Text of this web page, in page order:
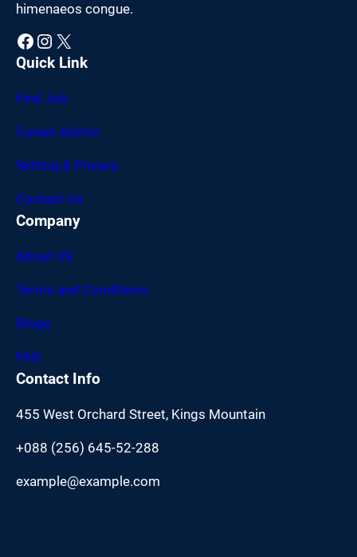
himenaeos congue.
Facebook Instagram X
Quick Link
Find Job
Career Advice
Setting & Privacy
Contact Us
Company
About US
Terms and Conditions
Blogs
FAQ
Contact Info
455 West Orchard Street, Kings Mountain
+088 (256) 645-52-288
example@example.com